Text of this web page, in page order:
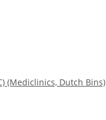
(Mediclinics, Dutch Bins)